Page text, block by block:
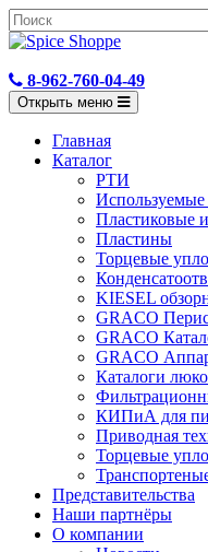
8-962-760-04-49
Открыть меню
Главная
Каталог
РТИ
Пластиковые
Пластины
Торцевые
KIESEL
GRACO
GRACO
GRACO
Каталоги
КИПиА для
Приводная
Торцевые
Представительства
Наши партнёры
О компании